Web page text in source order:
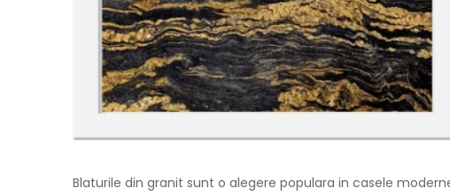
Blaturile din granit sunt o alegere populara in casele